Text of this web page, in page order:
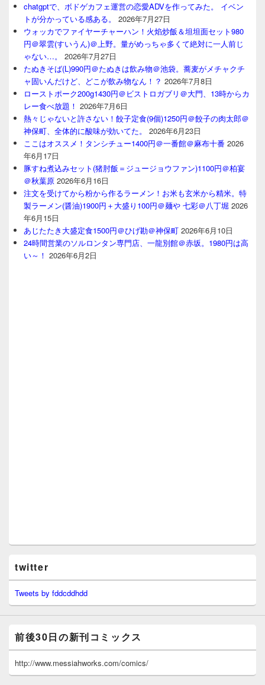
chatgptで、ボドゲカフェ運営の恋愛ADVを作ってみた。 イベン
トが分かっている感ある。
2026年7月27日
ウォッカでファイヤーチャーハン！火焰炒飯＆坦坦面セット980
円＠翠雲(すいうん)＠上野。量がめっちゃ多くて絶対に一人前じ
ゃない…。
2026年7月27日
たぬきそば(L)990円＠たぬきは飲み物＠池袋。蕎麦がメチャクチ
ャ固いんだけど、どこが飲み物なん！？ 2026年7月8日
ローストポーク200g1430円＠ビストロガブリ＠大門、13時からカ
レー食べ放題！ 2026年7月6日
熱々じゃないと許さない！餃子定食(9個)1250円＠餃子の肉太郎＠
神保町、全体的に酸味が効いてた。
2026年6月23日
ここはオススメ！タンシチュー1400円＠一番館＠麻布十番 2026
年6月17日
豚すね煮込みセット(猪肘飯＝ジュージョウファン)1100円＠柏宴
＠秋葉原 2026年6月16日
注文を受けてから粉から作るラーメン！お米も玄米から精米。特
製ラーメン(醤油)1900円＋大盛り100円＠麺や 七彩＠八丁堀 2026
年6月15日
あじたたき大盛定食1500円＠ひげ勘＠神保町 2026年6月10日
24時間営業のソルロンタン専門店、一龍別館＠赤坂。1980円は高
い～！ 2026年6月2日
twitter
Tweets by fddcddhdd
前後30日の新刊コミックス
http://www.messiahworks.com/comics/